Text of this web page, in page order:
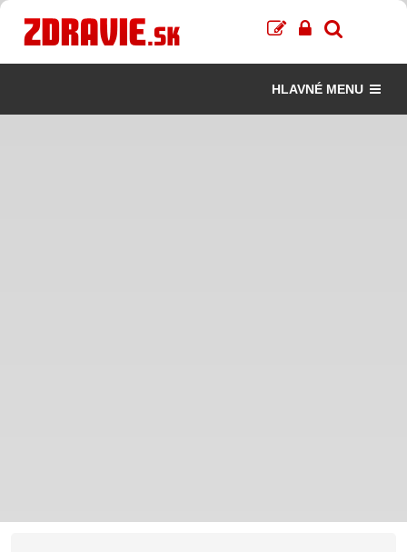
HLAVNÉ MENU